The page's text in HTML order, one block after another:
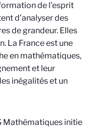
de l’esprit
d’analyser des
de grandeur. Elles
La France est une
en mathématiques,
et leur
inégalités et un
Mathématiques initie